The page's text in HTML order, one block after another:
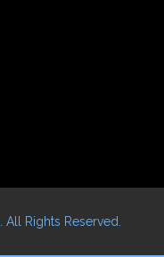
. All Rights Reserved.